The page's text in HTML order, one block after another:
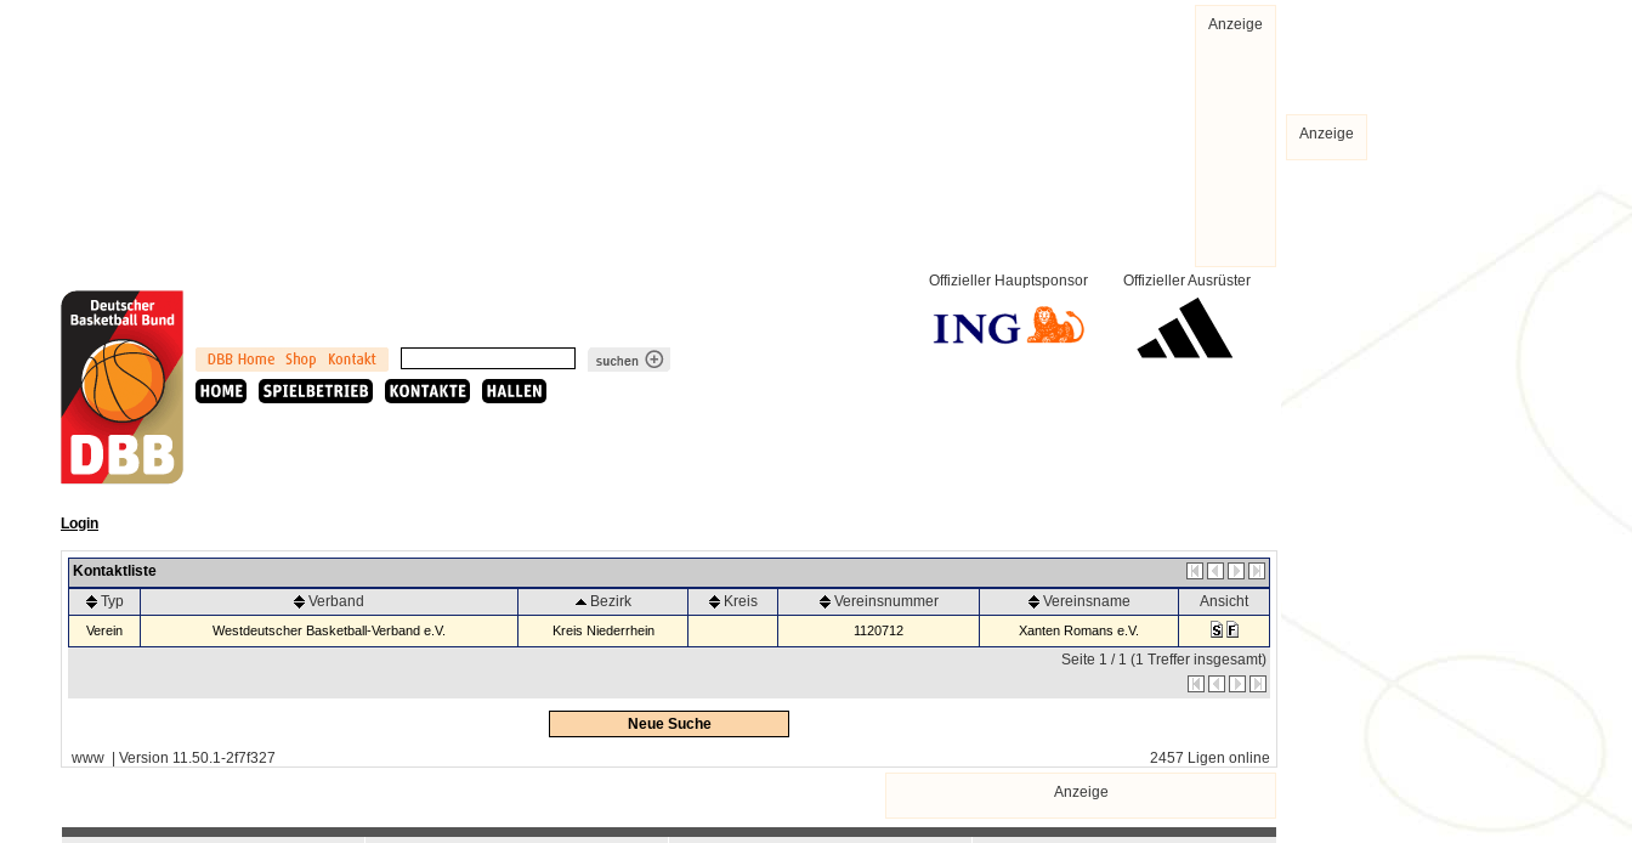
Anzeige
Offizieller Ausrüster
Offizieller Hauptsponsor
Login
Kontaktliste
Typ
Verband Bezirk Kreis Vereinsnummer Vereinsname Ansicht
Verein Westdeutscher Basketball-Verband e.V. Kreis Niederrhein 1120712 Xanten Romans e.V.
Seite 1 / 1 (1 Treffer insgesamt)
Neue Suche
www | Version 11.50.1-2f7f327
2457 Ligen online
Anzeige
Anzeige